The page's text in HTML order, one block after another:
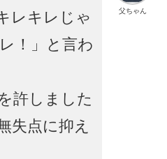
父ちゃん
レキレじゃ
！」と言わ
許しました
失点に抑え